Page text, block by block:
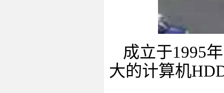
成立于1995
大的计算机